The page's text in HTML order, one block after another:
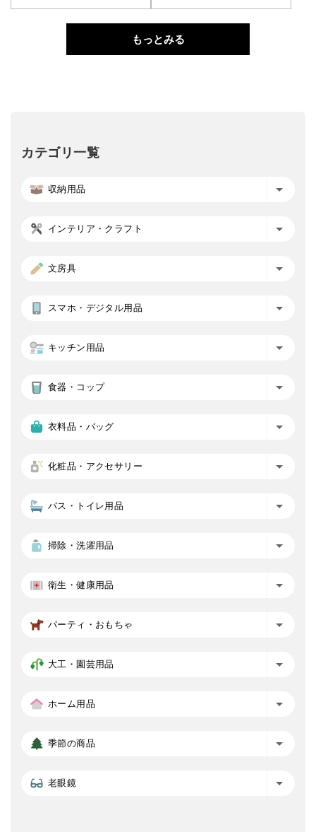
もっとみる
カテゴリ一覧
収納用品
インテリア・クラフト
文房具
スマホ・デジタル用品
キッチン用品
食器・コップ
衣料品・バッグ
化粧品・アクセサリー
バス・トイレ用品
掃除・洗濯用品
衛生・健康用品
パーティ・おもちゃ
大工・園芸用品
ホーム用品
季節の商品
老眼鏡